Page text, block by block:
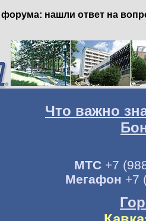
нашли ответ на
Что важно
МТС+7
Мегафон +7